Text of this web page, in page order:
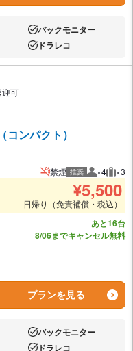
あり:バックモニター
あり:ドラレコ
可
ンパクト）
禁煙 推奨 推奨人数
×4 推
×3
¥5,500
日帰り（免責補償・税込）
あと16台
8/06までキャンセル無料
プランを見る
あり:バックモニター
ドラレコ